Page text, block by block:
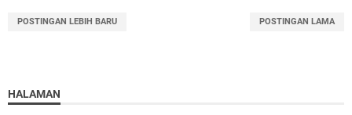
POSTINGAN LEBIH BARU POSTINGAN LAMA
HALAMAN